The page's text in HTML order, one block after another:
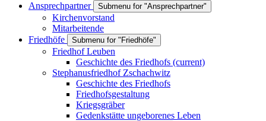
Ansprechpartner
Submenu for "Ansprechpartner"
Kirchenvorstand
Mitarbeitende
Friedhöfe
Submenu for "Friedhöfe"
Friedhof Leuben
Geschichte des Friedhofs (current)
Stephanusfriedhof Zschachwitz
Geschichte des Friedhofs
Friedhofsgestaltung
Kriegsgräber
Gedenkstätte ungeborenes Leben